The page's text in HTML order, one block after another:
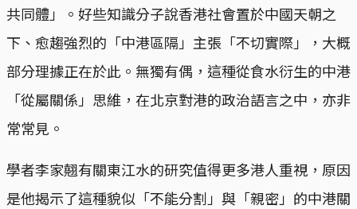
共同體」。好些知識分子說香港社會置於中國天朝之
下、愈趨強烈的「中港區隔」主張「不切實際」，大概
部分理據正在於此。無獨有偶，這種從食水衍生的中港
「從屬關係」思維，在北京對港的政治語言之中，亦非
常常見。
學者李家翹有關東江水的研究值得更多港人重視，原因
是他揭示了這種貌似「不能分割」與「親密」的中港關